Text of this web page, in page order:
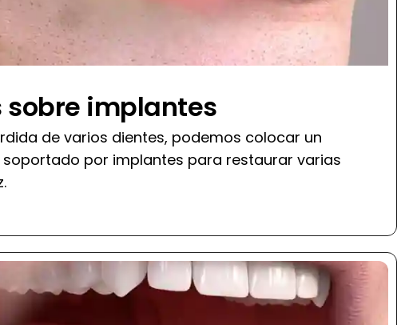
sobre implantes
de varios dientes, podemos colocar un
por implantes para restaurar varias